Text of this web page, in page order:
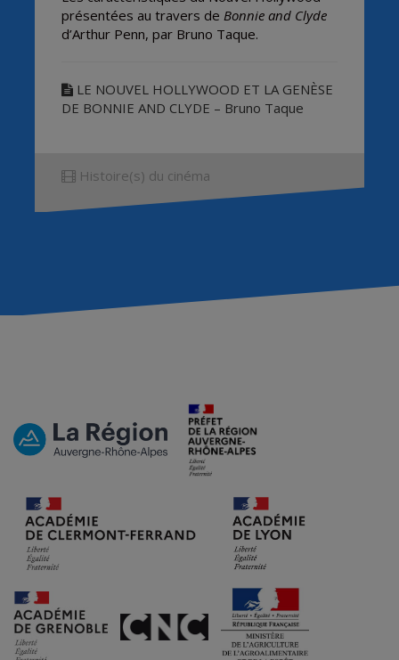
présentées au travers de Bonnie and Clyde
d’Arthur Penn, par Bruno Taque.
LE NOUVEL HOLLYWOOD ET LA GENÈSE
DE BONNIE AND CLYDE – Bruno Taque
Histoire(s) du cinéma